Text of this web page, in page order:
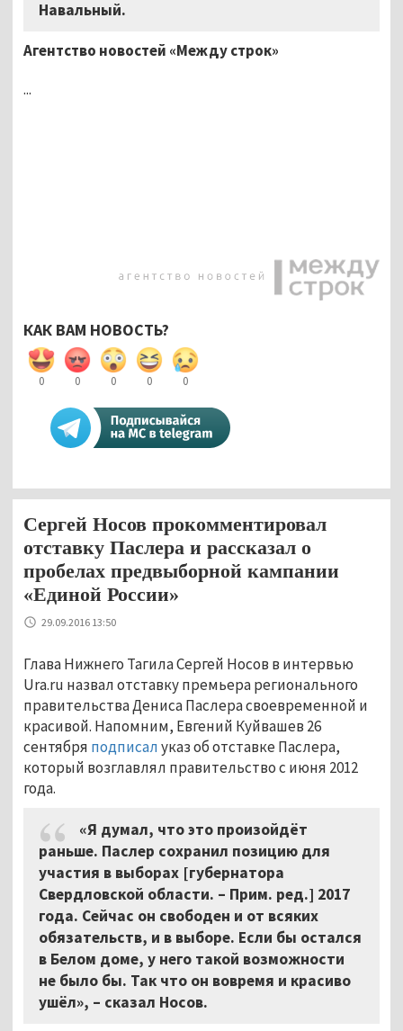
Навальный.
Агентство новостей «Между строк»
...
КАК ВАМ НОВОСТЬ?
0 0 0 0 0
Сергей Носов прокомментировал
отставку Паслера и рассказал о
пробелах предвыборной кампании
«Единой России»
29.09.2016 13:50
Глава Нижнего Тагила Сергей Носов в интервью
Ura.ru назвал отставку премьера регионального
правительства Дениса Паслера своевременной и
красивой. Напомним, Евгений Куйвашев 26
сентября подписалуказ об отставке Паслера,
который возглавлял правительство с июня 2012
года.
«Я думал, что это произойдёт
раньше. Паслер сохранил позицию для
участия в выборах [губернатора
Свердловской области. – Прим. ред.] 2017
года. Сейчас он свободен и от всяких
обязательств, и в выборе. Если бы остался
в Белом доме, у него такой возможности
не было бы. Так что он вовремя и красиво
ушёл», – сказал Носов.